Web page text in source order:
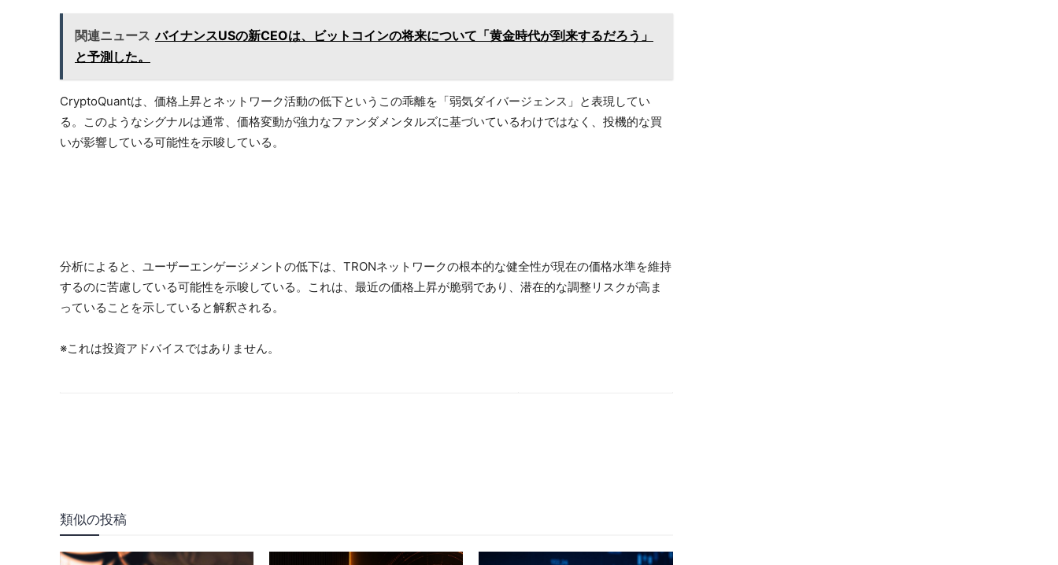
関連ニュース バイナンスUSの新CEOは、ビットコインの将来について「黄金時代が到来するだろう」
と予測した。
CryptoQuantは、価格上昇とネットワーク活動の低下というこの乖離を「弱気ダイバージェンス」と表現してい
る。このようなシグナルは通常、価格変動が強力なファンダメンタルズに基づいているわけではなく、投機的な買
いが影響している可能性を示唆している。
分析によると、ユーザーエンゲージメントの低下は、TRONネットワークの根本的な健全性が現在の価格水準を維持
するのに苦慮している可能性を示唆している。これは、最近の価格上昇が脆弱であり、潜在的な調整リスクが高ま
っていることを示していると解釈される。
※これは投資アドバイスではありません。
類似の投稿